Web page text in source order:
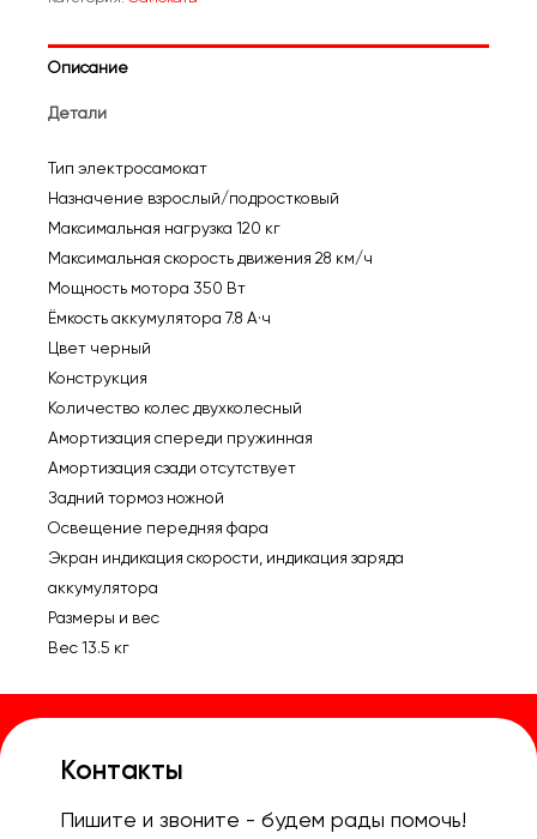
MAX
(29
км/
Вт,
нагрузка:
120
кг)
Описание
Детали
Тип электросамокат
Назначение взрослый/подростковый
Максимальная нагрузка 120 кг
Максимальная скорость движения 28 км/ч
Мощность мотора 350 Вт
Ёмкость аккумулятора 7.8 А·ч
Цвет черный
Конструкция
Количество колес двухколесный
Амортизация спереди пружинная
Амортизация сзади отсутствует
Задний тормоз ножной
Освещение передняя фара
Экран индикация скорости, индикация заряда
аккумулятора
Размеры и вес
Вес 13.5 кг
Контакты
Пишите и звоните - будем рады помочь!